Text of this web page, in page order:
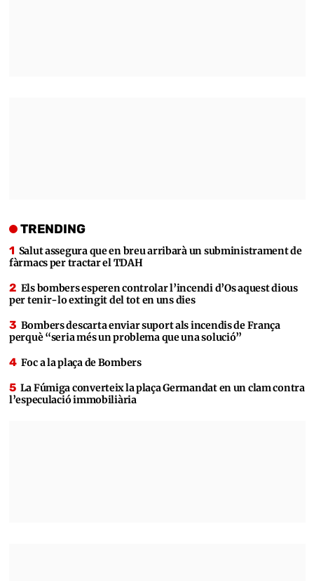
TRENDING
Salut assegura que en breu arribarà un subministrament de
fàrmacs per tractar el TDAH
Els bombers esperen controlar l’incendi d’Os aquest dious
per tenir-lo extingit del tot en uns dies
Bombers descarta enviar suport als incendis de França
perquè “seria més un problema que una solució”
Foc a la plaça de Bombers
La Fúmiga converteix la plaça Germandat en un clam contra
l’especulació immobiliària